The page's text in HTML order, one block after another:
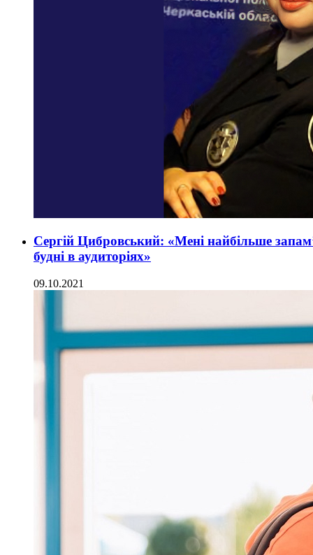
Сергій Цибровський: «Мені найбільше
будні в аудиторіях»
09.10.2021